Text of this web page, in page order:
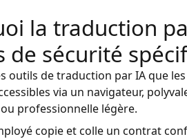
la traduction
de sécurité
outils de traduction par IA que
via un navigateur,
professionnelle légère.
copie et colle un contrat